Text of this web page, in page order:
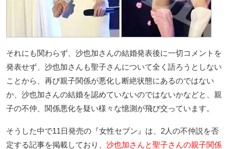
それにも関わらず、沙也加さんの結婚発表後に一切コメントを
発表せず、沙也加さんも聖子さんについて全く語ろうとしない
ことから、再び親子関係が悪化し断絶状態にあるのではない
か、沙也加さんの結婚を認めていないのではないかなどと、親
子の不仲、関係悪化を疑い様々な憶測が飛び交っています。
そうした中で11日発売の『女性セブン』は、2人の不仲説を否
定する記事を掲載しており、 沙也加さんと聖子さんの親子関係